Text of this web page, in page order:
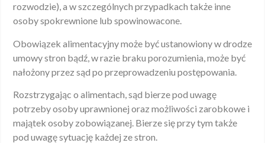
rozwodzie), a w szczególnych przypadkach także inne
osoby spokrewnione lub spowinowacone.
Obowiązek alimentacyjny może być ustanowiony w drodze
umowy stron bądź, w razie braku porozumienia, może być
nałożony przez sąd po przeprowadzeniu postępowania.
Rozstrzygając o alimentach, sąd bierze pod uwagę
potrzeby osoby uprawnionej oraz możliwości zarobkowe i
majątek osoby zobowiązanej. Bierze się przy tym także
pod uwagę sytuację każdej ze stron.